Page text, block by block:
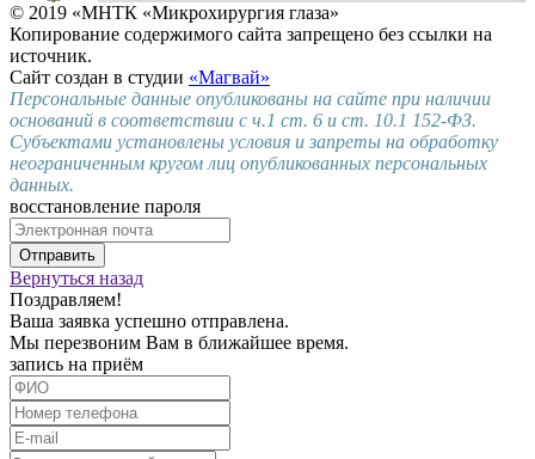
© 2019 «МНТК «Микрохирургия глаза»
Копирование содержимого сайта запрещено без ссылки на
источник.
Сайт создан в студии «Магвай»
Персональные данные опубликованы на сайте при наличии
оснований в соответствии с ч.1 ст. 6 и ст. 10.1 152-ФЗ.
Субъектами установлены условия и запреты на обработку
неограниченным кругом лиц опубликованных персональных
данных.
восстановление пароля
Отправить
Вернуться назад
Поздравляем!
Ваша заявка успешно отправлена.
Мы перезвоним Вам в ближайшее время.
запись на приём